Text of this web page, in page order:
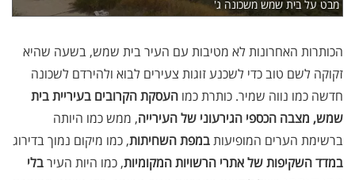
מבט על בית שמש משכונה ג'
הכותרות האחרונות לא מטיבות עם העיר בית שמש, בשעה שהיא
זקוקה לשם טוב כדי לשכנע זוגות צעירים לבוא ולהירדם לשכונה
חדשה כמו נווה שמיר. כותרת כמו העסקת הקרובים בעיריית בית
שמש, מצבה הכספי הגירעוני של העירייה, ממש כמו היותה
ברשימת הערים המופיעותבמפת השחיתות, כמו מיקום נמוך בדירוג
במדד השקיפות של אתרי הרשויות המקומיות, כמו היות העירבלי